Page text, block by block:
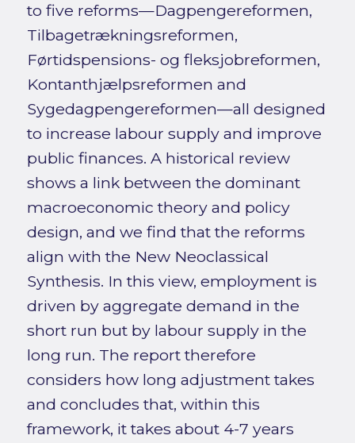
to five reforms—Dagpengereformen,
Tilbagetrækningsreformen,
Førtidspensions- og fleksjobreformen,
Kontanthjælpsreformen and
Sygedagpengereformen—all designed
to increase labour supply and improve
public finances. A historical review
shows a link between the dominant
macroeconomic theory and policy
design, and we find that the reforms
align with the New Neoclassical
Synthesis. In this view, employment is
driven by aggregate demand in the
short run but by labour supply in the
long run. The report therefore
considers how long adjustment takes
and concludes that, within this
framework, it takes about 4-7 years